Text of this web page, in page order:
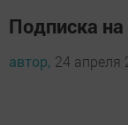
Подписка на
автор, 24 апреля